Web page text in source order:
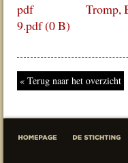
Tromp,
9.pdf (0 B)
« Terug naar het overzicht